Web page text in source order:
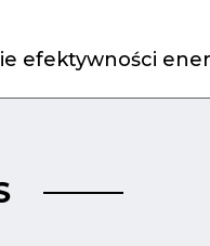
efektywności